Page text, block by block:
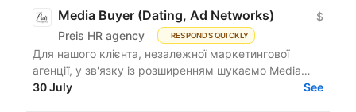
Media Buyer (Dating, Ad Networks)
Preis HR agency RESPONDS QUICKLY
$
Для нашого клієнта, незалежної маркетингової
агенції, у зв'язку із розширенням шукаємо Media
Buyer (Dating, Ad Networks) з можливістю
30 July See